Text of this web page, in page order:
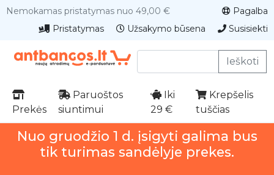
Nemokamas pristatymas nuo 49,00 €
Pagalba
Pristatymas
Užsakymo būsena Susisiekti
Ieškoti
Prekės
Paruoštos
siuntimui
Iki
29 €
Krepšelis
tuščias
Nuo gruodžio 1 d. įsigyti galima bus
tik turimas sandėlyje prekes.